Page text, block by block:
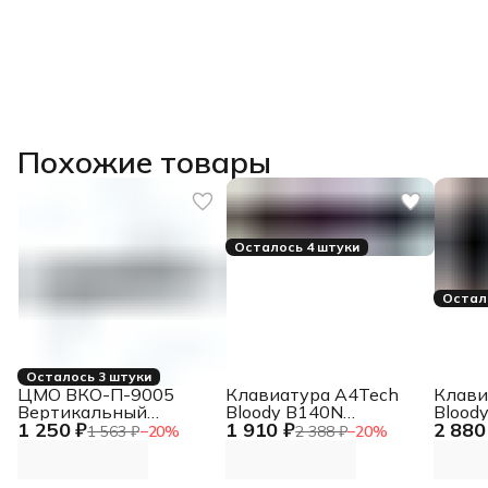
Похожие товары
Осталось 3 штуки
1 250 ₽1 563 ₽−20%
ЦМО ВКО-П-9005
Вертикальный
кабельный
Осталось 4 штуки
1 910 ₽2 388 ₽−20%
Клавиатура A4Tech
Bloody B140N
проводная USB
2
USB